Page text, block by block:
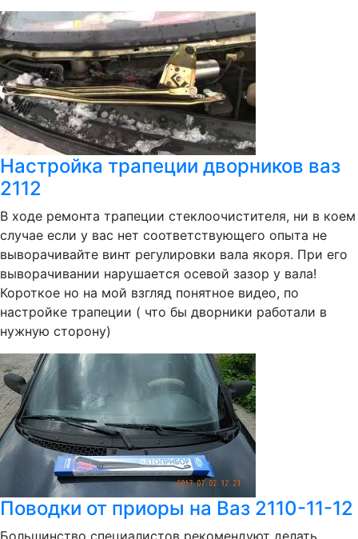
Настройка трапеции дворников ваз
2112
В ходе ремонта трапеции стеклоочистителя, ни в коем
случае если у вас нет соответствующего опыта не
выворачивайте винт регулировки вала якоря. При его
выворачивании нарушается осевой зазор у вала!
Короткое но на мой взгляд понятное видео, по
настройке трапеции ( что бы дворники работали в
нужную сторону)
Поводки от приоры на Ваз 2110-11-12
Большинство специалистов рекомендуют делать